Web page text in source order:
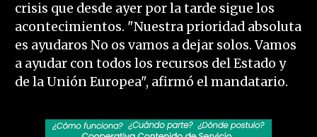
crisis que desde ayer por la tarde sigue los
acontecimientos. "Nuestra prioridad absoluta
es ayudaros No os vamos a dejar solos. Vamos
a ayudar con todos los recursos del Estado y
de la Unión Europea", afirmó el mandatario.